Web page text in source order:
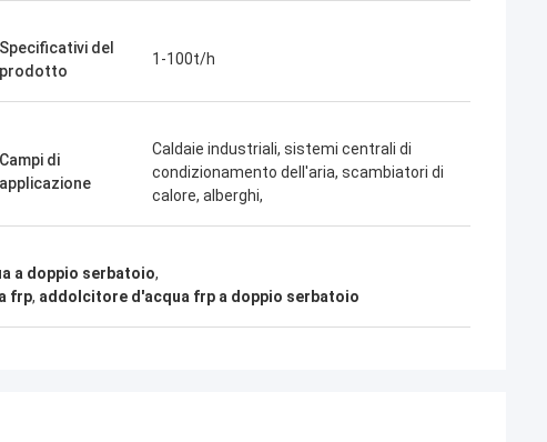
Specificativi del
prodotto
1-100t/h
Campi di
applicazione
Caldaie industriali, sistemi centrali di
condizionamento dell'aria, scambiatori di
calore, alberghi,
a doppio serbatoio,
frp, addolcitore d'acqua frp a doppio serbatoio